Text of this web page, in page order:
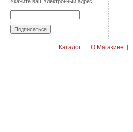
Укажите ваш электронный адрес:
Каталог| О Магазине |